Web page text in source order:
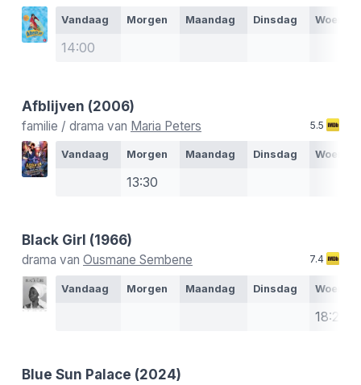
Vandaag Morgen Maandag Dinsdag
14:00
Afblijven (2006)
familie / drama van Maria Peters 5.5
Vandaag Morgen Maandag Dinsdag
13:30
Black Girl (1966)
drama van Ousmane Sembene 7.4
Vandaag Morgen Maandag Dinsdag
18:20
Blue Sun Palace (2024)